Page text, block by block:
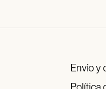
Envío y